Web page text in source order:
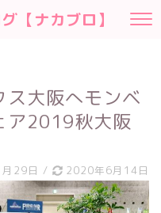
【ナカブロ】
ス大阪へモンベ
ア2019秋大阪
29日 / 2020年6月14日